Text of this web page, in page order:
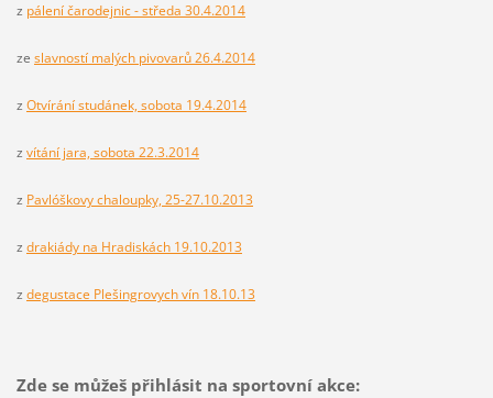
z pálení čarodejnic - středa 30.4.2014
ze slavností malých pivovarů 26.4.2014
z Otvírání studánek, sobota 19.4.2014
z vítání jara, sobota 22.3.2014
z Pavlóškovy chaloupky, 25-27.10.2013
z drakiády na Hradiskách 19.10.2013
z degustace Plešingrovych vín 18.10.13
Zde se můžeš přihlásit na sportovní akce: